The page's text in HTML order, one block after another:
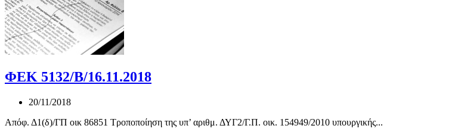
ΦΕΚ 5132/Β/16.11.2018
20/11/2018
Απόφ. Δ1(δ)/ΓΠ οικ 86851 Τροποποίηση της υπ’ αριθμ. ΔΥΓ2/Γ.Π. οικ. 154949/2010 υπουργικής...